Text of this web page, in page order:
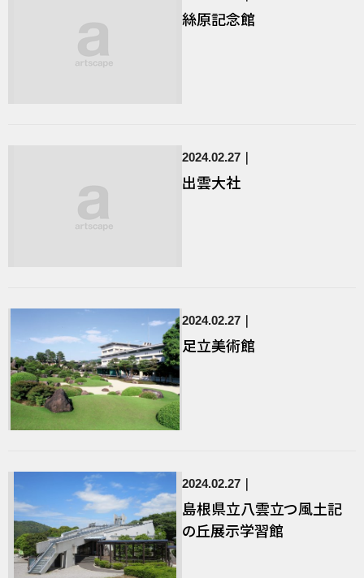
絲原記念館
2024.02.27
出雲大社
2024.02.27
足立美術館
2024.02.27
島根県立八雲立つ風土記
の丘展示学習館